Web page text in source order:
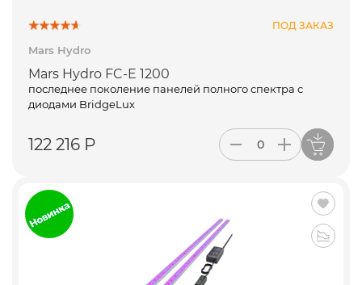
ПОД ЗАКАЗ
Mars Hydro
Mars Hydro FC-E 1200
последнее поколение панелей полного спектра с
диодами BridgeLux
122 216 Р